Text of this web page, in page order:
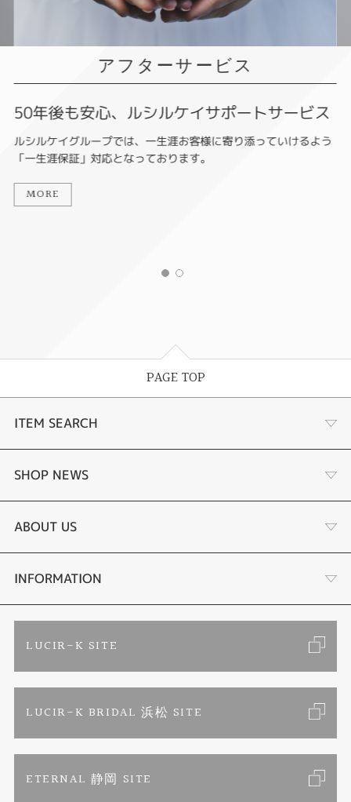
アフターサービス
50年後も安心、ルシルケイサポートサービス
ルシルケイグループでは、一生涯お客様に寄り添っていけるよう
「一生涯保証」対応となっております。
MORE
PAGE TOP
ITEM SEARCH
婚約指輪
結婚指輪
セットリング
エタニティリング
婚約ネックレス
SHOP NEWS
商品一覧
ブランドリスト
トピックス
リフォーム
ABOUT US
店舗情報・会社概要
お問い合わせ
INFORMATION
特定商取引に関する表記
LUCIR-K SITE
LUCIR-K BRIDAL 浜松 SITE
ETERNAL 静岡 SITE